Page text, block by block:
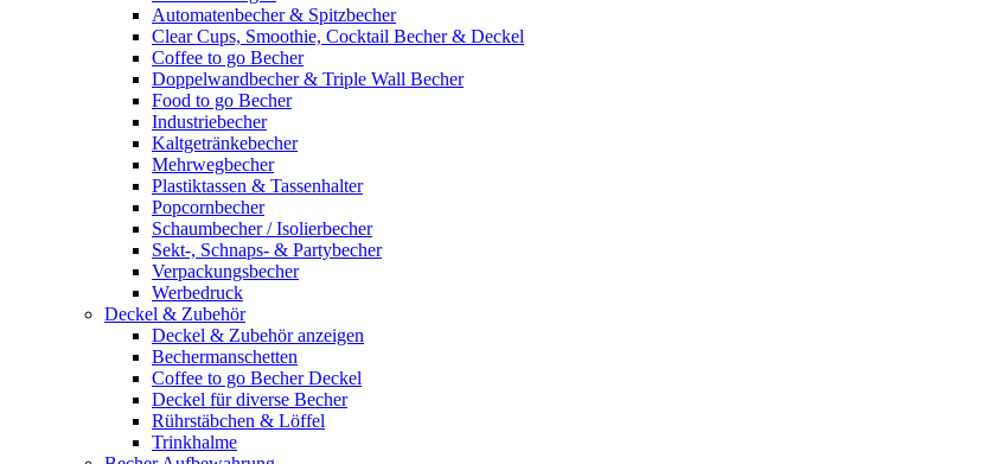
Automatenbecher & Spitzbecher
Clear Cups, Smoothie, Cocktail Becher & Deckel
Coffee to go Becher
Doppelwandbecher & Triple Wall Becher
Food to go Becher
Industriebecher
Kaltgetränkebecher
Mehrwegbecher
Plastiktassen & Tassenhalter
Popcornbecher
Schaumbecher / Isolierbecher
Sekt-, Schnaps- & Partybecher
Verpackungsbecher
Werbedruck
Deckel & Zubehör
Deckel & Zubehör anzeigen
Bechermanschetten
Coffee to go Becher Deckel
Deckel für diverse Becher
Rührstäbchen & Löffel
Trinkhalme